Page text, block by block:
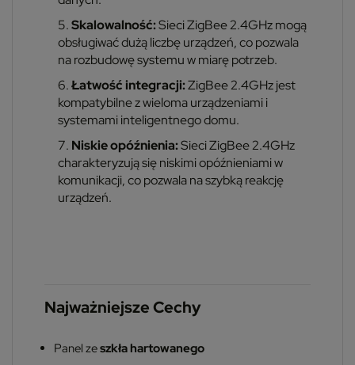
Skalowalność:Sieci ZigBee 2.4GHz mogą
obsługiwać dużą liczbę urządzeń, co pozwala
na rozbudowę systemu w miarę potrzeb.
Łatwość integracji:ZigBee 2.4GHz jest
kompatybilne z wieloma urządzeniami i
systemami inteligentnego domu.
Niskie opóźnienia:Sieci ZigBee 2.4GHz
charakteryzują się niskimi opóźnieniami w
komunikacji, co pozwala na szybką reakcję
urządzeń.
Najważniejsze Cechy
Panel zeszkła hartowanego